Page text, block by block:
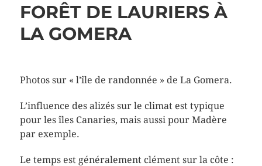
FORÊT DE LAURIERS À
LA GOMERA
Photos sur « l’île de randonnée » de La Gomera.
L’influence des alizés sur le climat est typique
pour les îles Canaries, mais aussi pour Madère
par exemple.
Le temps est généralement clément sur la côte :